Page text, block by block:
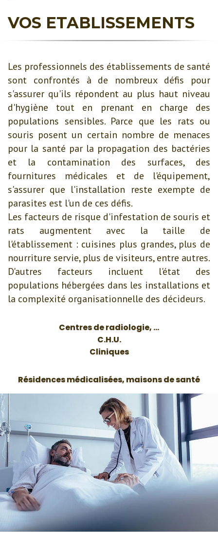
VOS ETABLISSEMENTS
Les professionnels des établissements de santé
sont confrontés à de nombreux défis pour
s'assurer qu'ils répondent au plus haut niveau
d'hygiène tout en prenant en charge des
populations sensibles. Parce que les rats ou
souris posent un certain nombre de menaces
pour la santé par la propagation des bactéries
et la contamination des surfaces, des
fournitures médicales et de l'équipement,
s'assurer que l'installation reste exempte de
parasites est l'un de ces défis.
Les facteurs de risque d'infestation de souris et
rats augmentent avec la taille de
l'établissement : cuisines plus grandes, plus de
nourriture servie, plus de visiteurs, entre autres.
D'autres facteurs incluent l'état des
populations hébergées dans les installations et
la complexité organisationnelle des décideurs.
Centres de radiologie, ...
C.H.U.
Cliniques
Résidences médicalisées, maisons de santé